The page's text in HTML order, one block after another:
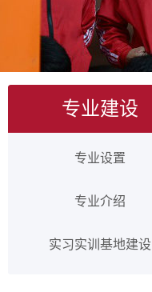
专业建设
专业设置
专业介绍
实习实训基地建设